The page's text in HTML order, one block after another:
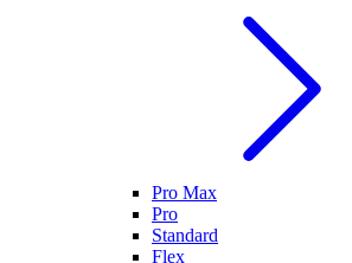
Pro Max
Pro
Standard
Flex